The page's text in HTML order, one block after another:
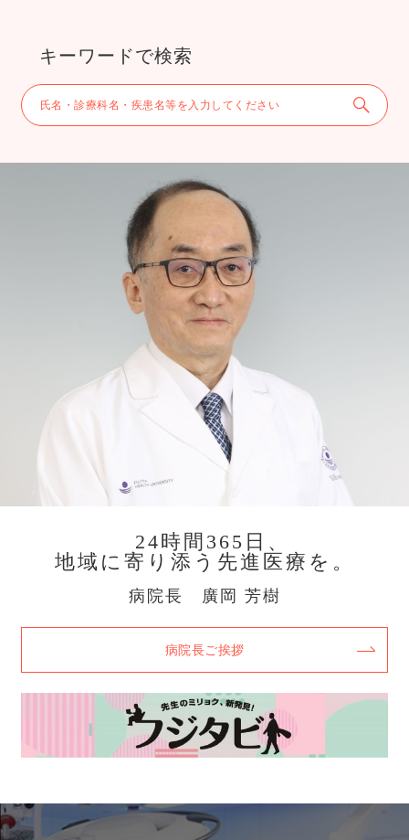
キーワードで検索
24時間365日、
地域に寄り添う先進医療を。
病院長 廣岡 芳樹
病院長ご挨拶